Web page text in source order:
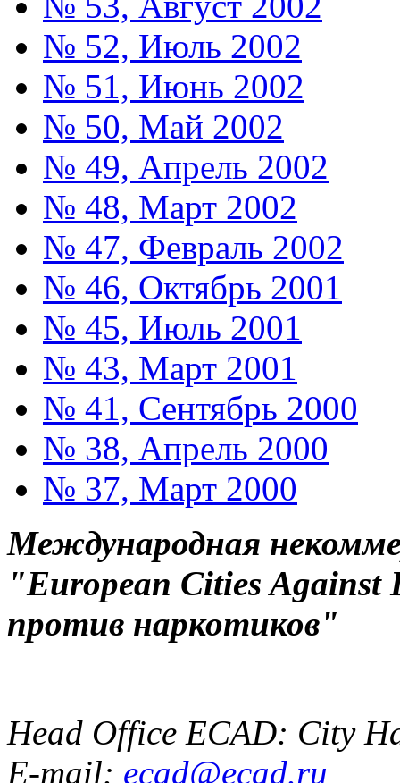
№ 52, Июль 2002
№ 51, Июнь 2002
№ 50, Май 2002
№ 49, Апрель 2002
№ 48, Март 2002
№ 47, Февраль 2002
№ 46, Октябрь 2001
№ 45, Июль 2001
№ 43, Март 2001
№ 41, Сентябрь 2000
№ 38, Апрель 2000
№ 37, Март 2000
Международная
"European Cities Against
против наркотиков"
Head Office ECAD: City
E-mail: ecad@ecad.ru